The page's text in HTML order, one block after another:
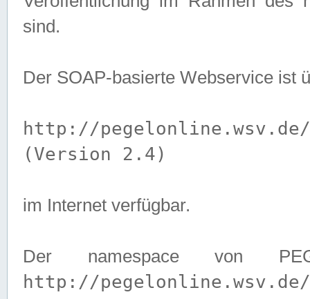
sind.
Der SOAP-basierte Webservice ist
http://pegelonline.wsv.de/
(Version 2.4)
im Internet verfügbar.
Der namespace von
http://pegelonline.wsv.de/